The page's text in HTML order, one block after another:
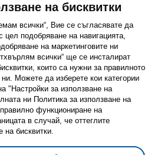
Instagram
на бисквитки (Cookies)
за използване на бисквитки
на бисквитки
всички“, Вие се съгласявате да
цел подобряване на навигацията,
на маркетинговите ни
всички“ ще се инсталират
които са нужни за правилното
Можете да изберете кои категории
"Настройки за използване на
ни Политика за използване на
функциониране на
в случай, че оттеглите
на бисквитки.